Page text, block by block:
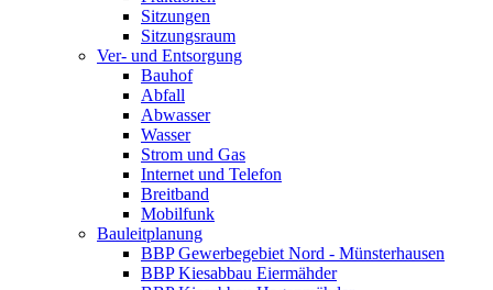
Sitzungen
Sitzungsraum
Ver- und Entsorgung
Bauhof
Abfall
Abwasser
Wasser
Strom und Gas
Internet und Telefon
Breitband
Mobilfunk
Bauleitplanung
BBP Gewerbegebiet Nord - Münsterhausen
BBP Kiesabbau Eiermähder